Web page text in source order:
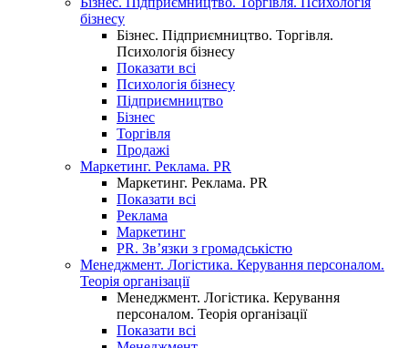
бізнесу
Бізнес. Підприємництво. Торгівля.
Психологія бізнесу
Показати всі
Психологія бізнесу
Підприємництво
Бізнес
Торгівля
Продажі
Маркетинг. Реклама. PR
Маркетинг. Реклама. PR
Показати всі
Реклама
Маркетинг
PR. Зв’язки з громадськістю
Менеджмент. Логістика. Керування персоналом.
Теорія організації
Менеджмент. Логістика. Керування
персоналом. Теорія організації
Показати всі